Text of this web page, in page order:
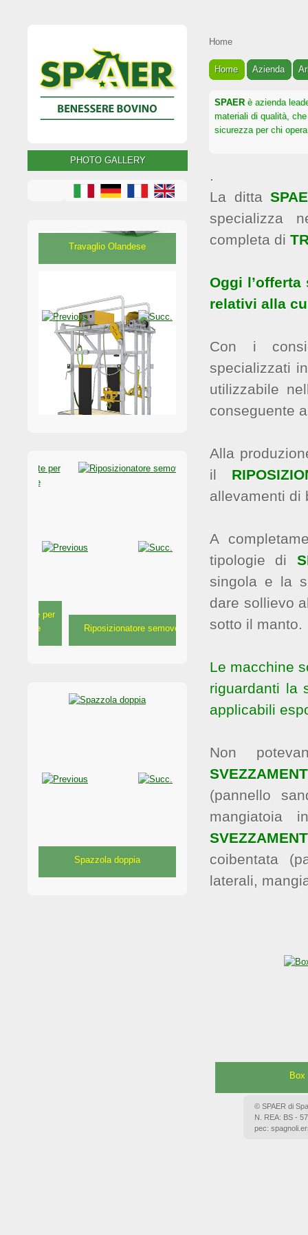
Home
SPAER è azienda
materiali di qualità,
sicurezza per chi
Home Azienda
PHOTO GALLERY
Travaglio elettrico
Travaglio per bufale elettrico
Riposizionatore semovente Riposizionatore portato
Spazzola doppia
.
La ditta
specializza
completa di
Oggi
relativi alla
Con i
specializzati
utilizzabile
conseguente
Alla
il
allevamenti di
A
tipologie di
singola e la
dare sollievo
sotto il manto.
Le macchine
riguardanti la
applicabili
Non
(pannello
coibentata
laterali,
Box
© SPAER di
N. REA: BS -
pec: